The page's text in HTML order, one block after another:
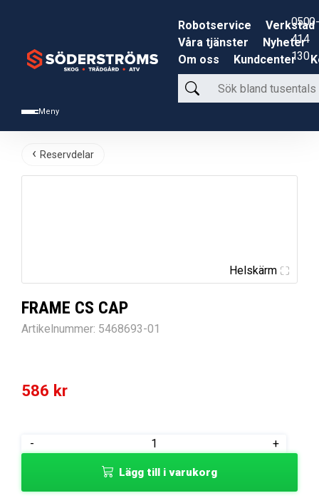
Meny
Robotservice
Verkstad
Våra tjänster
Nyheter
Om oss
Kundcenter
Sök
bland
produkter
0500-
414
130
Reservdelar
Helskärm
FRAME CS CAP
Artikelnummer: 5468693-01
586 kr
-
FRAME
mängd
+
Lägg till i varukorg